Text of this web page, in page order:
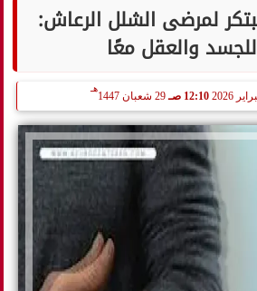
لمرضى الشلل الرعاش:
والعقل معًا
12:10 صـ 29 شعبان 1447
هـ